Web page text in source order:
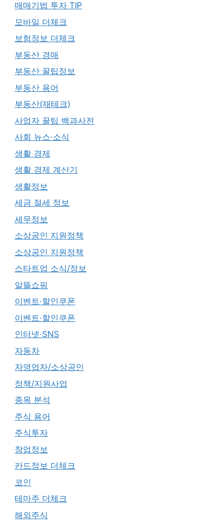
매매기법 투자 TIP
모바일 더체크
보험정보 더체크
부동산 경매
부동산 꿀팁정보
부동산 용어
부동산(재테크)
사업자 꿀팁 백과사전
사회 뉴스·소식
생활 경제
생활 경제 계산기
생활정보
세금 절세 정보
세무정보
소상공인 지원정책
소상공인 지원정책
스타트업 소식/정보
알뜰쇼핑
이벤트·할인쿠폰
이벤트·할인쿠폰
인터넷·SNS
자동차
자영업자/소상공인
정책/지원사업
종목 분석
주식 용어
주식투자
창업정보
카드정보 더체크
코인
테마주 더체크
해외주식